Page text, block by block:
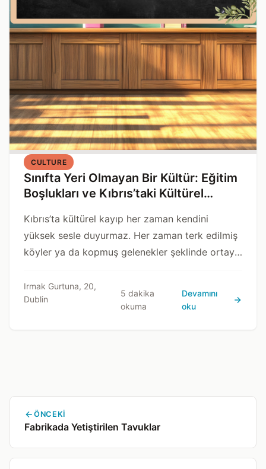
CULTURE
Sınıfta Yeri Olmayan Bir Kültür: Eğitim
Boşlukları ve Kıbrıs’taki Kültürel
Kıbrıs’ta kültürel kayıp her zaman kendini
yüksek sesle duyurmaz. Her zaman terk edilmiş
köyler ya da kopmuş gelenekler şeklinde ortaya
Irmak Gurtuna, 20,
Dublin
5 dakika
okuma
Devamını
oku
ÖNCEKI
Fabrikada Yetiştirilen Tavuklar